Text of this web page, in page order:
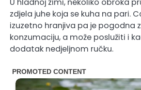
zdjela juhe koja se kuha na pari.
izuzetno hranjiva pa je pogodna
konzumaciju, a može poslužiti i
dodatak nedjeljnom ručku.